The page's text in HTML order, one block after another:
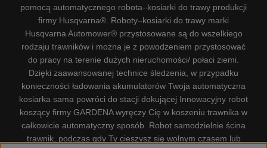
pomocą automatycznego robota–kosiarki do trawy produkcji
firmy Husqvarna®. Roboty–kosiarki do trawy marki
Husqvarna Automower® przystosowane są do wszelkiego
rodzaju trawników i można je z powodzeniem przystosować
do pracy na terenie dużych nieruchomości/ połaci ziemi.
Dzięki zaawansowanej technice śledzenia, w przypadku
konieczności ładowania akumulatorów Twoja automatyczna
kosiarka sama powróci do stacji dokującej Innowacyjny robot
koszący firmy GARDENA wyręczy Cię w koszeniu trawnika w
całkowicie automatyczny sposób. Robot samodzielnie ścina
trawnik, podczas gdy Ty cieszysz się wolnym czasem lub